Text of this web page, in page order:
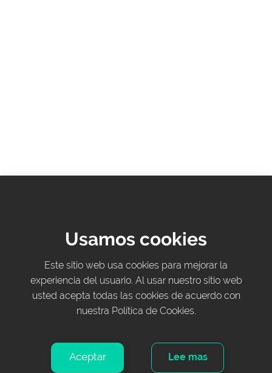
Usamos cookies
Este sitio web usa cookies para mejorar la
experiencia del usuario. Al usar nuestro sitio web
usted acepta todas las cookies de acuerdo con
nuestra Política de Cookies.
Aceptar Lee mas